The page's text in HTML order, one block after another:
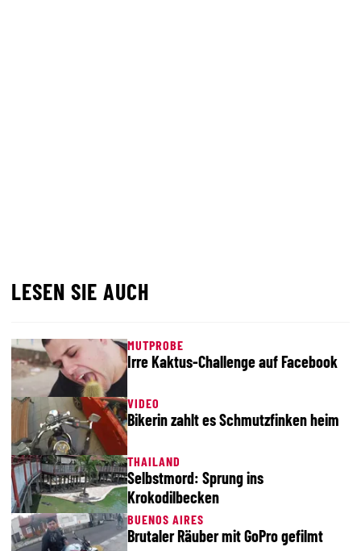
LESEN SIE AUCH
MUTPROBE
Irre Kaktus-Challenge auf Facebook
VIDEO
Bikerin zahlt es Schmutzfinken heim
THAILAND
Selbstmord: Sprung ins
Krokodilbecken
BUENOS AIRES
Brutaler Räuber mit GoPro gefilmt